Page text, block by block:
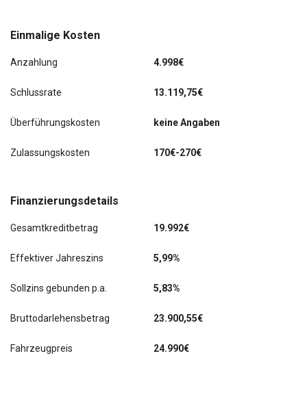
Licht- und Regensensor
LM-Felgen
Mittelarmlehne hinten
Mittelarmlehne vorn
Motor 2,0 Ltr. - 147 kW TDI
Einmalige Kosten
Anzahlung 4.998€
Schlussrate 13.119,75€
Überführungskosten keine Angaben
Zulassungskosten 170€-270€
Finanzierungsdetails
Gesamtkreditbetrag 19.992€
Effektiver Jahreszins 5,99%
Sollzins gebunden p.a. 5,83%
Bruttodarlehensbetrag 23.900,55€
Fahrzeugpreis 24.990€